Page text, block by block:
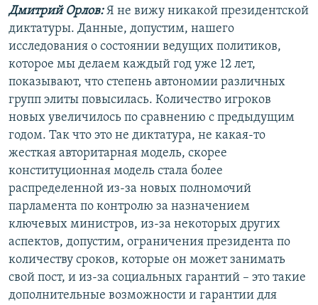
Дмитрий Орлов:Я не вижу никакой президентской
диктатуры. Данные, допустим, нашего
исследования о состоянии ведущих политиков,
которое мы делаем каждый год уже 12 лет,
показывают, что степень автономии различных
групп элиты повысилась. Количество игроков
новых увеличилось по сравнению с предыдущим
годом. Так что это не диктатура, не какая-то
жесткая авторитарная модель, скорее
конституционная модель стала более
распределенной из-за новых полномочий
парламента по контролю за назначением
ключевых министров, из-за некоторых других
аспектов, допустим, ограничения президента по
количеству сроков, которые он может занимать
свой пост, и из-за социальных гарантий – это такие
дополнительные возможности и гарантии для